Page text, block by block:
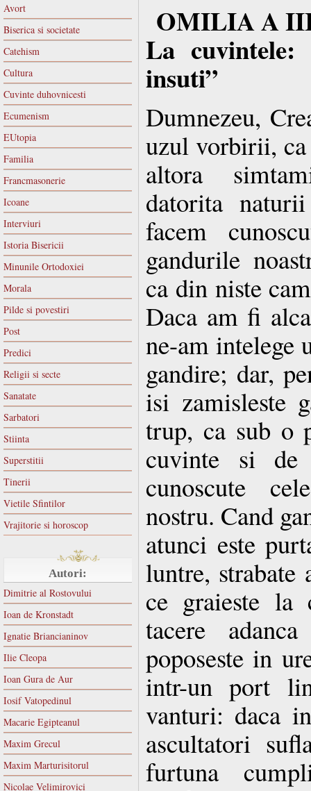
Avort
Biserica si societate
Catehism
Cultura
Cuvinte duhovnicesti
Ecumenism
EUtopia
Familia
Francmasonerie
Icoane
Interviuri
Istoria Bisericii
Minunile Ortodoxiei
Morala
Pilde si povestiri
Post
Predici
Religii si secte
Sanatate
Sarbatori
Stiinta
Superstitii
Tinerii
Vietile Sfintilor
Vrajitorie si horoscop
Autori:
Dimitrie al Rostovului
Ioan de Kronstadt
Ignatie Briancianinov
Ilie Cleopa
Ioan Gura de Aur
Iosif Vatopedinul
Macarie Egipteanul
Maxim Grecul
Maxim Marturisitorul
Nicolae Velimirovici
OMILIA A
La
insuti”
Dumnezeu,
uzul vorbirii,
altora
datorita
facem
gandurile
ca din niste
Daca am fi
ne-am
gandire; dar,
isi zamisleste
trup, ca sub o
cuvinte si de
cunoscute
nostru. Cand
atunci este
luntre,
ce graieste la
tacere
poposeste in
intr-un port
vanturi: daca
ascultatori
furtuna